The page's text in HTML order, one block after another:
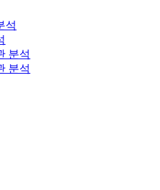
석
분석
분석